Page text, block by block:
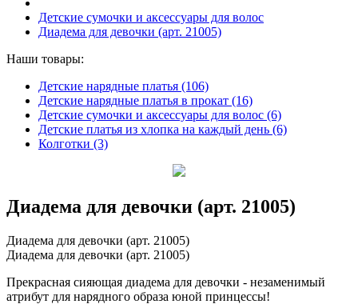
Детские сумочки и аксессуары для волос
Диадема для девочки (арт. 21005)
Наши товары:
Детские нарядные платья (106)
Детские нарядные платья в прокат (16)
Детские сумочки и аксессуары для волос (6)
Детские платья из хлопка на каждый день (6)
Колготки (3)
Диадема для девочки (арт. 21005)
Диадема для девочки (арт. 21005)
Диадема для девочки (арт. 21005)
Прекрасная сияющая диадема для девочки - незаменимый
атрибут для нарядного образа юной принцессы!